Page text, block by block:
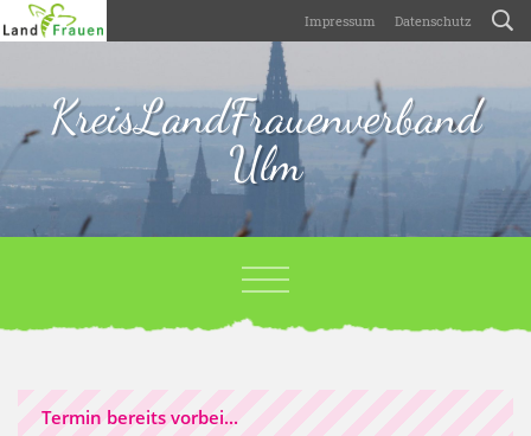
Impressum Datenschutz
KreisLandFrauenverband
Ulm
Termin bereits vorbei...